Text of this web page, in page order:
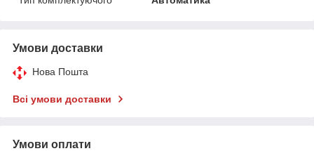
Умови доставки
Нова Пошта
Всі умови доставки
Умови оплати